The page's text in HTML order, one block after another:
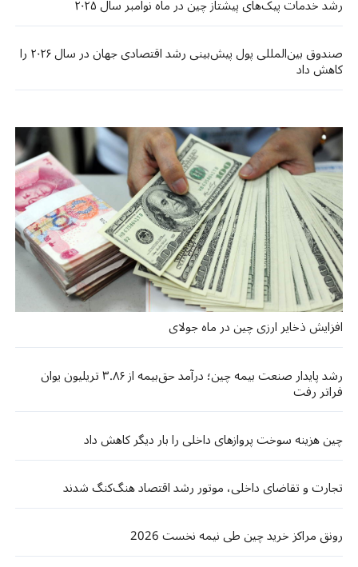
رشد خدمات پیک‌های پیشتاز چین در ماه نوامبر سال ۲۰۲۵
صندوق بین‌المللی پول پیش‌بینی رشد اقتصادی جهان در سال ۲۰۲۶ را
کاهش داد
افزایش ذخایر ارزی چین در ماه جولای
رشد پایدار صنعت بیمه چین؛ درآمد حق‌بیمه از ۳.۸۶ تریلیون یوان
فراتر رفت
چین هزینه سوخت پروازهای داخلی را بار دیگر کاهش داد
تجارت و تقاضای داخلی، موتور رشد اقتصاد هنگ‌کنگ شدند
رونق مراکز خرید چین طی نیمه نخست 2026